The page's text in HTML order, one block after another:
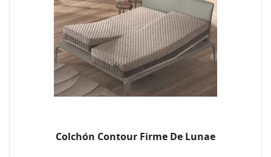
Colchón Contour Firme De Lunae